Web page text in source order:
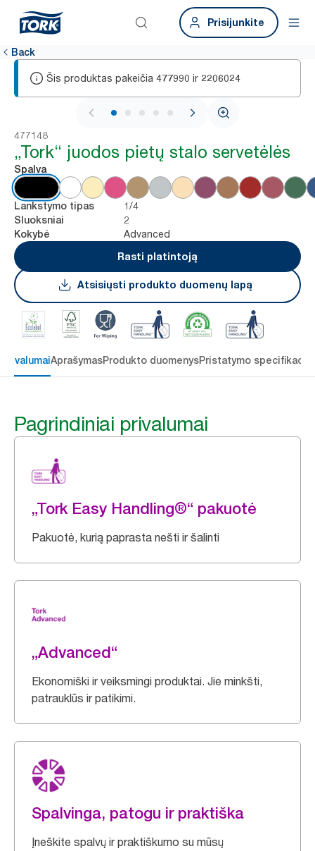
Prisijunkite
Back
Šis produktas pakeičia 477990 ir 2206024
1 / 5
477148
„Tork“ juodos pietų stalo servetėlės
Spalva
Lankstymo tipas 1/4
Sluoksniai 2
Kokybė
Advanced
Rasti platintoją
Atsisiųsti produkto duomenų lapą
AprašymasProdukto duomenysPristatymo
Pagrindiniai privalumai
„Tork Easy Handling®“ pakuotė
Pakuotė, kurią paprasta nešti ir šalinti
„Advanced“
Ekonomiški ir veiksmingi produktai. Jie minkšti,
patrauklūs ir patikimi.
Spalvinga, patogu ir praktiška
Įneškite spalvų ir praktiškumo su mūsų